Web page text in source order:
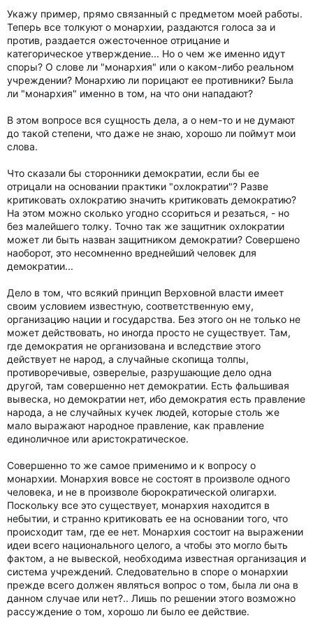
Укажу пример, прямо связанный с предметом моей работы.
Теперь все толкуют о монархии, раздаются голоса за и
против, раздается ожесточенное отрицание и
категорическое утверждение... Но о чем же именно идут
споры? О слове ли "монархия" или о каком-либо реальном
учреждении? Монархию ли порицают ее противники? Была
ли "монархия" именно в том, на что они нападают?
В этом вопросе вся сущность дела, а о нем-то и не думают
до такой степени, что даже не знаю, хорошо ли поймут мои
слова.
Что сказали бы сторонники демократии, если бы ее
отрицали на основании практики "охлократии"? Разве
критиковать охлократию значить критиковать демократию?
На этом можно сколько угодно ссориться и резаться, - но
без малейшего толку. Точно так же защитник охлократии
может ли быть назван защитником демократии? Совершено
наоборот, это несомненно вреднейший человек для
демократии...
Дело в том, что всякий принцип Верховной власти имеет
своим условием известную, соответственную ему,
организацию нации и государства. Без этого он не только не
может действовать, но иногда просто не существует. Там,
где демократия не организована и вследствие этого
действует не народ, а случайные скопища толпы,
противоречивые, озверелые, разрушающие дело одна
другой, там совершенно нет демократии. Есть фальшивая
вывеска, но демократии нет, ибо демократия есть правление
народа, а не случайных кучек людей, которые столь же
мало выражают народное правление, как правление
единоличное или аристократическое.
Совершенно то же самое применимо и к вопросу о
монархии. Монархия вовсе не состоят в произволе одного
человека, и не в произволе бюрократической олигархи.
Поскольку все это существует, монархия находится в
небытии, и странно критиковать ее на основании того, что
происходит там, где ее нет. Монархия состоит на выражении
идеи всего национального целого, а чтобы это могло быть
фактом, а не вывеской, необходима известная организация и
система учреждений. Следовательно в споре о монархии
прежде всего должен являться вопрос о том, была ли она в
данном случае или нет?.. Лишь по решении этого возможно
рассуждение о том, хорошо ли было ее действие.